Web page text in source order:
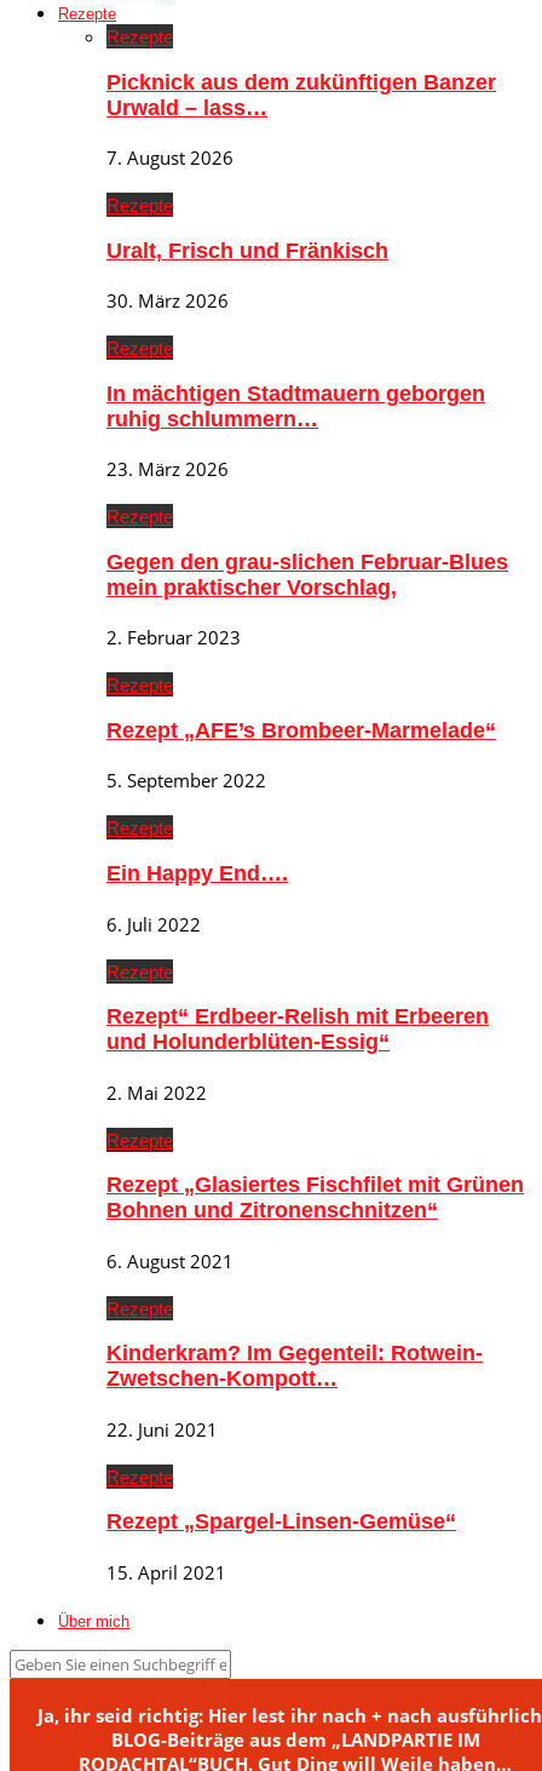
Rezepte
Rezepte
Picknick aus dem zukünftigen Banzer
Urwald – lass…
7. August 2026
Rezepte
Uralt, Frisch und Fränkisch
30. März 2026
Rezepte
In mächtigen Stadtmauern geborgen
ruhig schlummern…
23. März 2026
Rezepte
Gegen den grau-slichen Februar-Blues
mein praktischer Vorschlag,
2. Februar 2023
Rezepte
Rezept „AFE’s Brombeer-Marmelade“
5. September 2022
Rezepte
Ein Happy End….
6. Juli 2022
Rezepte
Rezept“ Erdbeer-Relish mit Erbeeren
und Holunderblüten-Essig“
2. Mai 2022
Rezepte
Rezept „Glasiertes Fischfilet mit Grünen
Bohnen und Zitronenschnitzen“
6. August 2021
Rezepte
Kinderkram? Im Gegenteil: Rotwein-
Zwetschen-Kompott…
22. Juni 2021
Rezepte
Rezept „Spargel-Linsen-Gemüse“
15. April 2021
Über mich
Ja, ihr seid richtig: Hier lest ihr nach + nach
BLOG-Beiträge aus dem „LANDPARTIE IM
RODACHTAL“BUCH. Gut Ding will Weile haben…